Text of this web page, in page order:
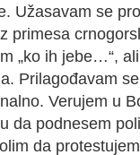
Užasavam se
primesa
„ko ih jebe…“,
Prilagođavam
Verujem u
da podnesem
da